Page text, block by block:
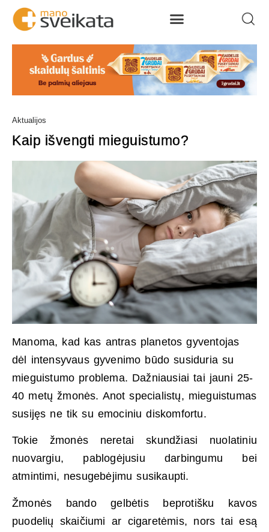
Aktualijos
Kaip išvengti mieguistumo?
Manoma, kad kas antras planetos gyventojas
dėl intensyvaus gyvenimo būdo susiduria su
mieguistumo problema. Dažniausiai tai jauni 25-
40 metų žmonės. Anot specialistų, mieguistumas
susijęs ne tik su emociniu diskomfortu.
Tokie žmonės neretai skundžiasi nuolatiniu
nuovargiu, pablogėjusiu darbingumu bei
atmintimi, nesugebėjimu susikaupti.
Žmonės bando gelbėtis beprotišku kavos
puodelių skaičiumi ar cigaretėmis, nors tai esą